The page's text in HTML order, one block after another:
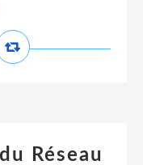
Réseau